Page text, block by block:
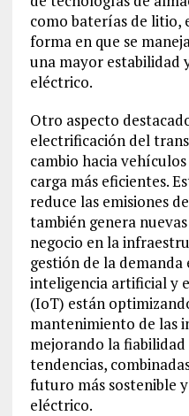
como baterías de litio,
forma en que se
una mayor estabilidad
eléctrico.
Otro aspecto
electrificación del
cambio hacia
carga más eficientes.
reduce las emisiones
también genera
negocio en la
gestión de la demanda
inteligencia artificial y
(IoT) están
mantenimiento de las
mejorando la fiabilidad
tendencias,
futuro más sostenible
eléctrico.